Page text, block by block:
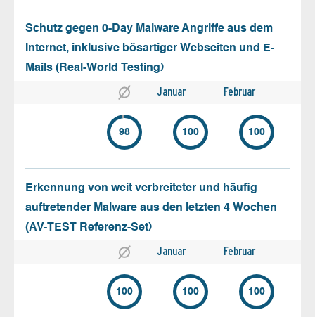
Schutz gegen 0-Day Malware Angriffe aus dem
Internet, inklusive bösartiger Webseiten und E-
Mails (Real-World Testing)
Januar Februar
98 100 100
Erkennung von weit verbreiteter und häufig
auftretender Malware aus den letzten 4 Wochen
(AV-TEST Referenz-Set)
Januar Februar
100 100 100